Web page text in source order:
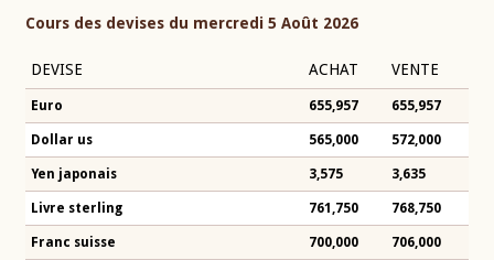
Cours des devises du mercredi 5 Août 2026
DEVISE ACHAT VENTE
Euro 655,957 655,957
Dollar us 565,000 572,000
Yen japonais 3,575 3,635
Livre sterling 761,750 768,750
Franc suisse 700,000 706,000